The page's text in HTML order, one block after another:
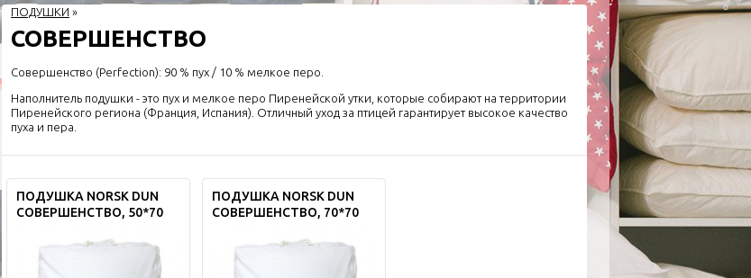
ПОДУШКИ »
СОВЕРШЕНСТВО
Совершенство (Perfection): 90 % пух / 10 % мелкое перо.
Наполнитель подушки - это пух и мелкое перо Пиренейской утки, которые собирают на территории
Пиренейского региона (Франция, Испания). Отличный уход за птицей гарантирует высокое качество
пуха и пера.
ПОДУШКА NORSK DUN
СОВЕРШЕНСТВО, 50*70
ПОДУШКА NORSK DUN
СОВЕРШЕНСТВО, 70*70